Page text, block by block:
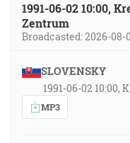
1991-06-02 10:00,
Zentrum
Broadcasted: 2026-08-
SLOVENSKY
1991-06-02 10:00,
MP3